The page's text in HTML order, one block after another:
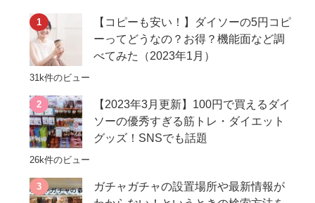
【コピーも安い！】ダイソーの5円コピ
ーってどうなの？お得？機能面など調
べてみた（2023年1月）
31k件のビュー
【2023年3月更新】100円で買えるダイ
ソーの優秀すぎる筋トレ・ダイエット
グッズ！SNSでも話題
26k件のビュー
ガチャガチャの設置場所や最新情報が